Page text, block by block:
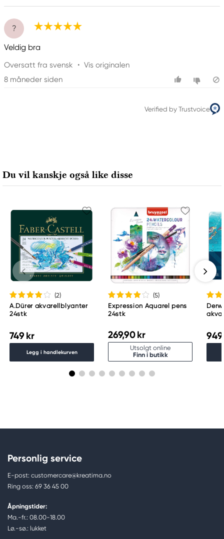
?
Veldig bra
Oversatt fra svensk • Vis originalen
8 måneder siden
Verified by Trustvoice
Du vil kanskje også like disse
(2)
A.Dürer akvarellblyanter
24stk
749 kr
Legg i handlekurven
(5)
Expression Aquarel pens
24stk
269,90 kr
Utsolgt online
Finn i butikk
Personlig service
E-post: customercare@kreatima.no
Ring oss: 69 36 45 00
Åpningstider:
Ma.-fr.: 08.00-18.00
Lø.-sø.: lukket